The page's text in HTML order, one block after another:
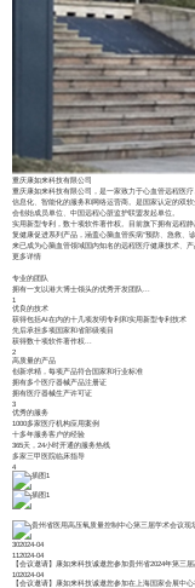
重庆康如来科技有限公司
重庆康如来科技有限公司，是一家致力于心血管远程医
信息化、智能化的服务和网络运营商。是国家认定的双
会创始成员单位、中国远程心脏监护联盟发起单位。
实用新型专利，数十项软件著作权。目前旗下拥有远程
复健康促进系列产品，涵盖心脑血管疾病“预防、急救
来已成为心脑血管领域国内知名的远程医疗健康技术、产
更多详情
专业的团队
拥有一支以港大博士领头的优秀开发团队...
1
优良的技术
获得包括AI在内的十几项发明专利和实用新型专利技术
先后承担多项国家和省部级项目
获得数十项软件著作权...
2
高质量的产品
创新求精，每项产品符合国家和行业标准
拥有多个医疗器械产品注册证
拥有医疗器械生产许可证
3
优秀的服务
1000多家医疗机构应用案例
十多年服务客户的经验
365天，24小时开通的服务热线
多家三甲医院临床指导
4
302024-04
112024-04
【会议邀请】康如来科技诚邀您参加贵州省2024年第三
102024-04
【会议邀请】康如来科技诚邀您参加在上海国家会展中